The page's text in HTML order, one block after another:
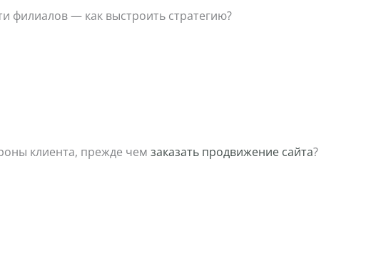
филиалов — как выстроить стратегию?
клиента, прежде чем заказать продвижение сайта?